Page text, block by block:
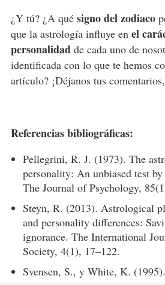
¿Y tú? ¿A qué signo del zodiaco
que la astrología influye en el
personalidad de cada uno de
identificada con lo que te hemos
artículo? ¡Déjanos tus
Referencias bibliográficas:
Pellegrini, R. J. (1973). The
personality: An unbiased test by
The Journal of Psychology,
Steyn, R. (2013). Astrological
and personality differences:
ignorance. The International
Society, 4(1), 17–122.
Svensen, S., y White, K.